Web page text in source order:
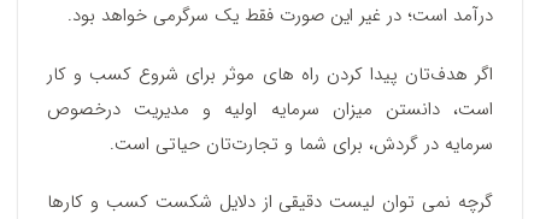
درآمد است؛ در غیر این صورت فقط یک سرگرمی خواهد بود.
اگر هدف‌تان پیدا کردن راه های موثر برای شروع کسب و کار
است، دانستن میزان سرمایه اولیه و مدیریت درخصوص
سرمایه در گردش، برای شما و تجارت‌تان حیاتی است.
گرچه نمی توان لیست دقیقی از دلایل شکست کسب و کارها